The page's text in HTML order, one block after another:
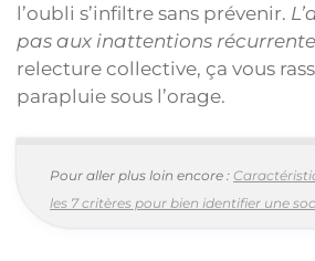
l’oubli s’infiltre sans prévenir.
pas aux inattentions
relecture collective, ça vous
parapluie sous l’orage.
Pour aller plus loin encore :
les 7 critères pour bien identifier une